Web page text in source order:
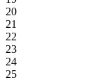
20
21
22
23
24
25